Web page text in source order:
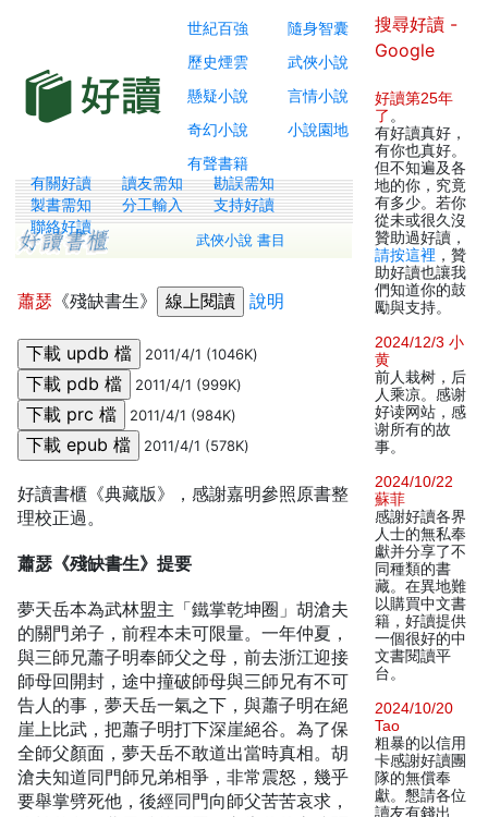
世紀百強
隨身智囊
歷史煙雲
武俠小說
懸疑小說
言情小說
奇幻小說
小說園地
有聲書籍
有關好讀 讀友需知
勘誤需知
製書需知
分工輸入
支持好讀
聯絡好讀
武俠小說 書目
蕭瑟 《殘缺書生》 說明
2011/4/1 (1046K)
2011/4/1 (999K)
2011/4/1 (984K)
2011/4/1 (578K)
好讀書櫃《典藏版》，感謝嘉明參照原書整
理校正過。
蕭瑟《殘缺書生》提要
夢天岳本為武林盟主「鐵掌乾坤圈」胡滄夫
的關門弟子，前程本未可限量。一年仲夏，
與三師兄蕭子明奉師父之母，前去浙江迎接
師母回開封，途中撞破師母與三師兄有不可
告人的事，夢天岳一氣之下，與蕭子明在絕
崖上比武，把蕭子明打下深崖絕谷。為了保
全師父顏面，夢天岳不敢道出當時真相。胡
滄夫知道同門師兄弟相爭，非常震怒，幾乎
要舉掌劈死他，後經同門向師父苦苦哀求，
搜尋好讀 -
Google
好讀第25年
了 。
有好讀真好，
有你也真好。
但不知遍及各
地的你，究竟
有多少。若你
從未或很久沒
贊助過好讀，
請按這裡 ，贊
助好讀也讓我
們知道你的鼓
勵與支持。
2024/12/3 小
黄
前人栽树，后
人乘凉。感谢
好读网站，感
谢所有的故
事。
2024/10/22
蘇菲
感謝好讀各界
人士的無私奉
獻并分享了不
同種類的書
藏。在異地難
以購買中文書
籍，好讀提供
一個很好的中
文書閱讀平
台。
2024/10/20
Tao
粗暴的以信用
卡感謝好讀團
隊的無償奉
獻。懇請各位
讀友有錢出